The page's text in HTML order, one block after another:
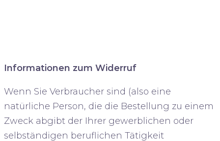
Informationen zum Widerruf
Wenn Sie Verbraucher sind (also eine
natürliche Person, die die Bestellung zu einem
Zweck abgibt der Ihrer gewerblichen oder
selbständigen beruflichen Tätigkeit